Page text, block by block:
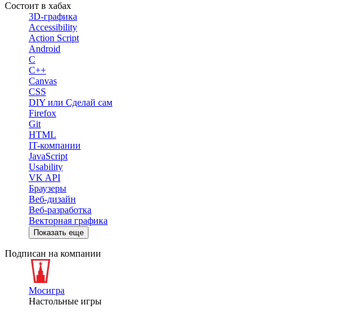
Состоит в хабах
3D-графика
Accessibility
Action Script
Android
C
C++
Canvas
CSS
DIY или Сделай сам
Firefox
Git
HTML
IT-компании
JavaScript
Usability
VK API
Браузеры
Веб-дизайн
Веб-разработка
Векторная графика
Показать еще
Подписан на компании
Мосигра
Настольные игры